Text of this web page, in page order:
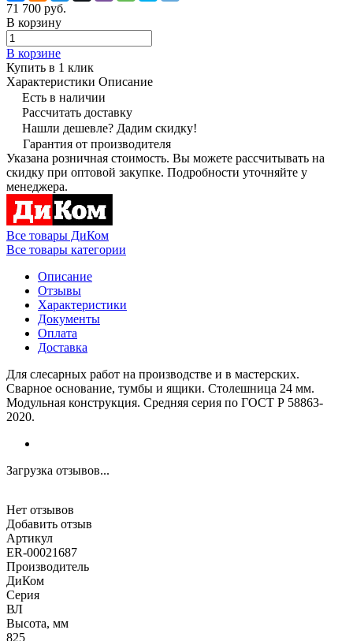
71 700 руб.
В корзину
В корзине
Купить в 1 клик
Характеристики Описание
Есть в наличии
Рассчитать доставку
Нашли дешевле? Дадим скидку!
Гарантия от производителя
Указана розничная стоимость. Вы можете рассчитывать на
скидку при оптовой закупке. Подробности уточняйте у
менеджера.
Все товары ДиКом
Все товары категории
Описание
Отзывы
Характеристики
Документы
Оплата
Доставка
Для слесарных работ на производстве и в мастерских.
Сварное основание, тумбы и ящики. Столешница 24 мм.
Модульная конструкция. Средняя серия по ГОСТ Р 58863-
2020.
Загрузка отзывов...
Нет отзывов
Добавить отзыв
Артикул
ER-00021687
Производитель
ДиКом
Серия
ВЛ
Высота, мм
825